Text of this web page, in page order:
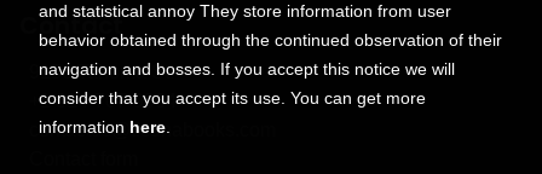
Contact
9150 Tahoma St.
+1 614-707-9934
contactus@ticunabooks.com
and statistical annoy They store information from user
behavior obtained through the continued observation of their
navigation and bosses. If you accept this notice we will
consider that you accept its use. You can get more
information here